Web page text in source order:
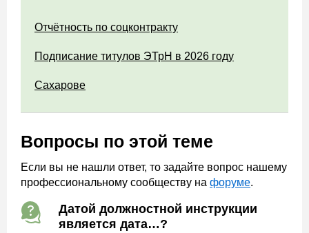
Отчётность по соцконтракту
Подписание титулов ЭТрН в 2026 году
Сахарове
Вопросы по этой теме
Если вы не нашли ответ, то задайте вопрос нашему
профессиональному сообществу на форуме.
Датой должностной инструкции
является дата…?